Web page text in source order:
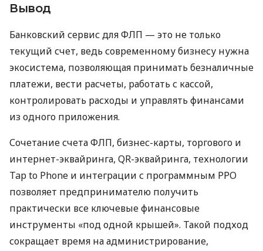
Вывод
Банковский сервис для ФЛП — это не только
текущий счет, ведь современному бизнесу нужна
экосистема, позволяющая принимать безналичные
платежи, вести расчеты, работать с кассой,
контролировать расходы и управлять финансами
из одного приложения.
Сочетание счета ФЛП, бизнес-карты, торгового и
интернет-эквайринга, QR-эквайринга, технологии
Tap to Phone и интеграции с программным РРО
позволяет предпринимателю получить
практически все ключевые финансовые
инструменты «под одной крышей». Такой подход
сокращает время на администрирование,